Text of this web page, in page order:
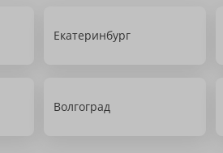
Екатеринбург
Волгоград